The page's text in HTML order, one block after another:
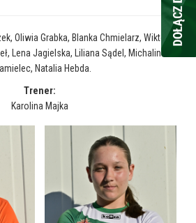
Oliwia Grabka, Blanka Chmielarz, Wiktoria
Lena Jagielska, Liliana Sądel, Michalina
Natalia Hebda.
Trener:
Karolina Majka